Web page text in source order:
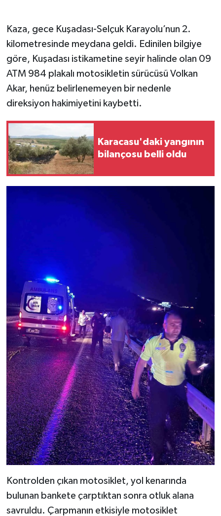
Kaza, gece Kuşadası-Selçuk Karayolu’nun 2.
kilometresinde meydana geldi. Edinilen bilgiye
göre, Kuşadası istikametine seyir halinde olan 09
ATM 984 plakalı motosikletin sürücüsü Volkan
Akar, henüz belirlenemeyen bir nedenle
direksiyon hakimiyetini kaybetti.
Karacasu'daki yangının
bilançosu belli oldu
Kontrolden çıkan motosiklet, yol kenarında
bulunan bankete çarptıktan sonra otluk alana
savruldu. Çarpmanın etkisiyle motosiklet